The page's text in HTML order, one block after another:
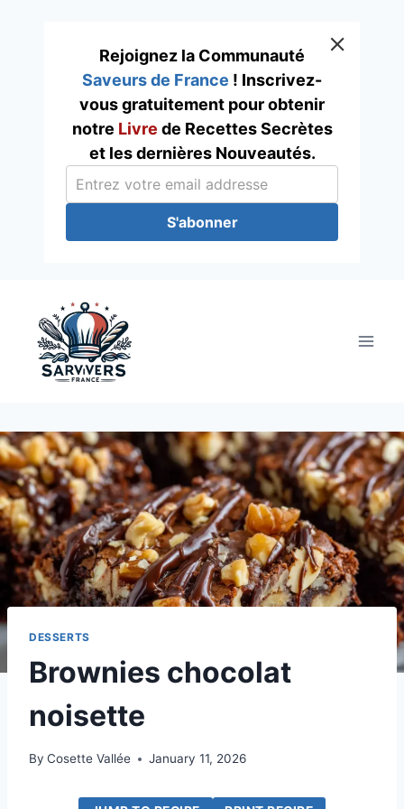
content
DESSERTS
Brownies chocolat
noisette
By Cosette Vallée January 11, 2026
Rejoignez la Communauté
Saveurs de France ! Inscrivez-
vous gratuitement pour obtenir
notre Livre de Recettes Secrètes
et les dernières Nouveautés.
S'abonner